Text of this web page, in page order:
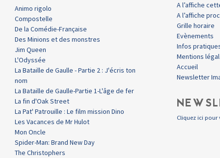
Animo rigolo
Compostelle
De la Comédie-Française
Des Minions et des monstres
Jim Queen
L'Odyssée
La Bataille de Gaulle - Partie 2 : J'écris ton
nom
La Bataille de Gaulle-Partie 1-L'âge de fer
La fin d'Oak Street
La Pat' Patrouille : Le film mission Dino
Les Vacances de Mr Hulot
Mon Oncle
Spider-Man: Brand New Day
The Christophers
A l’affiche
A l’affiche
Grille horaire
Evènements
Infos
Mentions
Accueil
Newsletter
Cliquez ici pour